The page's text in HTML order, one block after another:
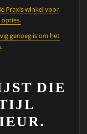
Praxis winkel voor
genoeg is om het
DIE